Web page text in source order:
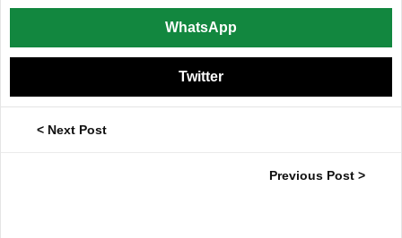
WhatsApp
Twitter
< Next Post
Previous Post >